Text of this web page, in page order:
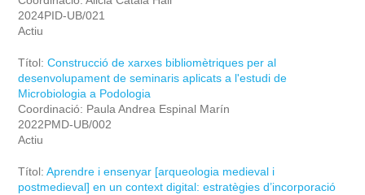
2024PID-UB/021
Actiu
Títol: Construcció de xarxes bibliomètriques per al
desenvolupament de seminaris aplicats a l'estudi de
Microbiologia a Podologia
Coordinació: Paula Andrea Espinal Marín
2022PMD-UB/002
Actiu
Títol: Aprendre i ensenyar [arqueologia medieval i
postmedieval] en un context digital: estratègies d’incorporació